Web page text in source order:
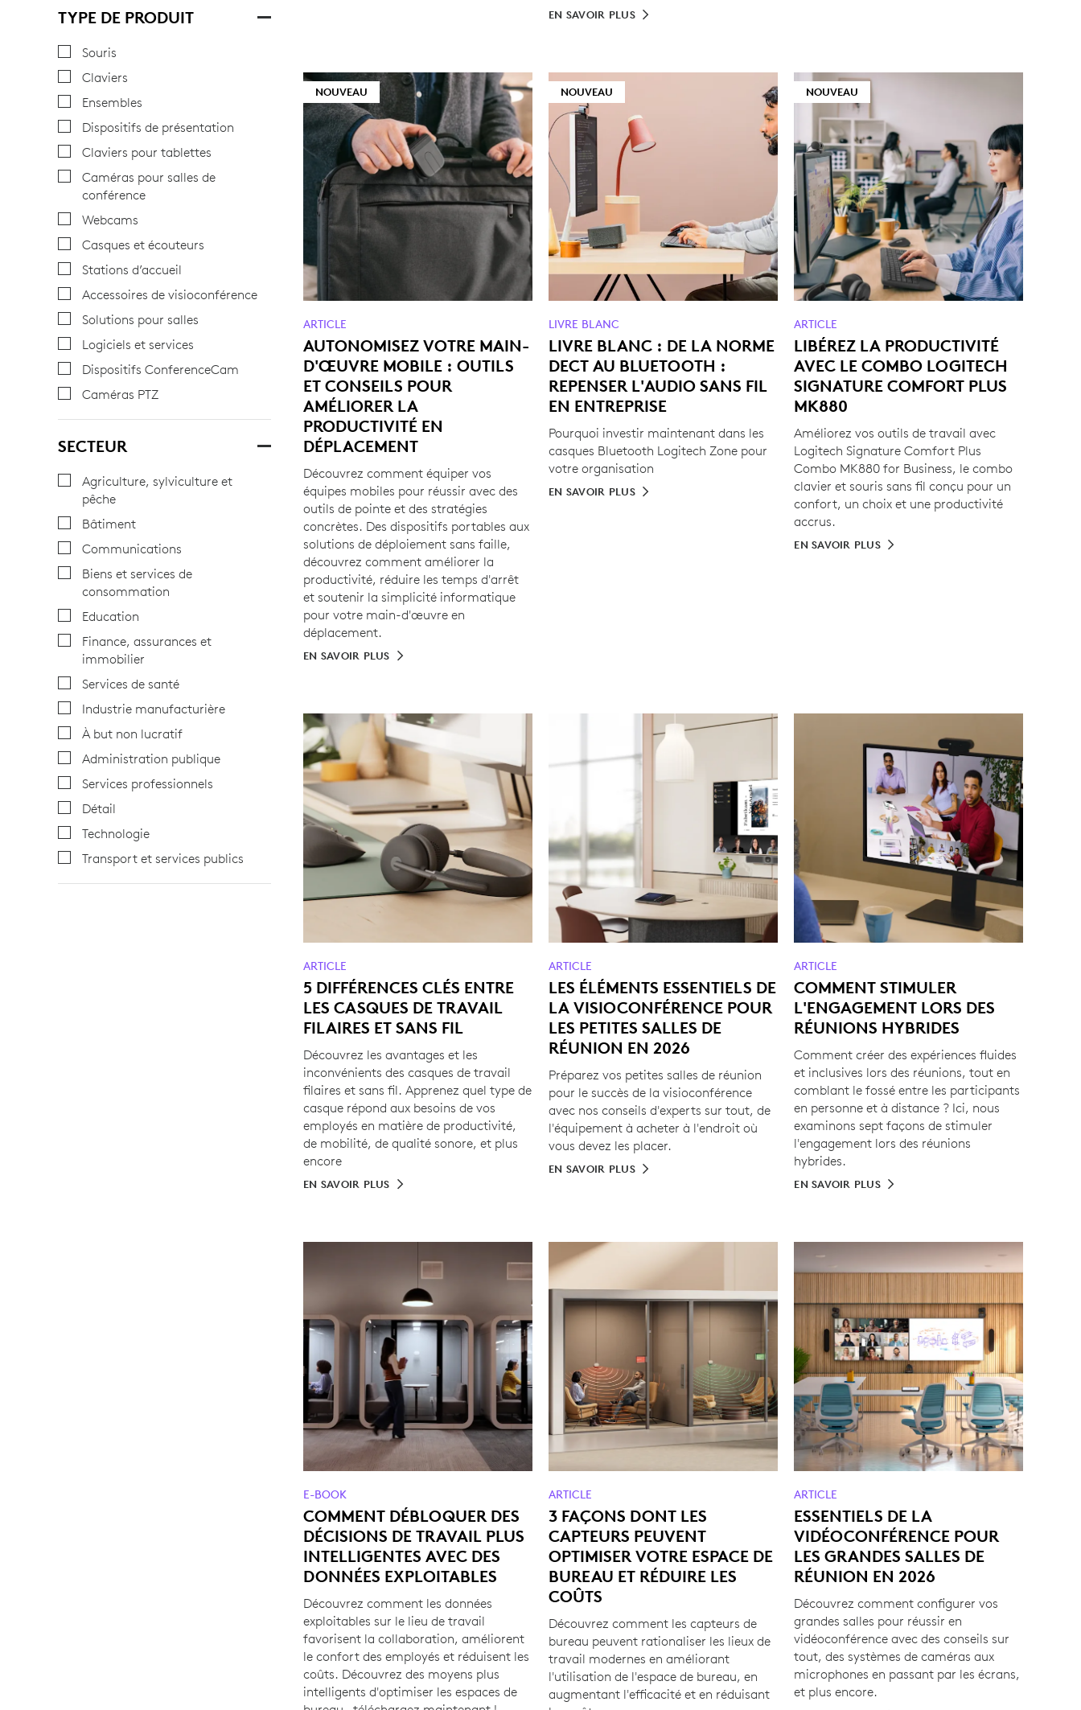
TYPE DE PRODUIT
Souris
Claviers
Ensembles
Dispositifs de présentation
Claviers pour tablettes
Caméras pour salles de
conférence
Webcams
Casques et écouteurs
Stations d’accueil
Accessoires de visioconférence
Solutions pour salles
Logiciels et services
Dispositifs ConferenceCam
Caméras PTZ
SECTEUR
Agriculture, sylviculture et
pêche
Bâtiment
Communications
Biens et services de
consommation
Education
Finance, assurances et
immobilier
Services de santé
Industrie manufacturière
À but non lucratif
Administration publique
Services professionnels
Détail
Technologie
Transport et services publics
EN SAVOIR PLUS
NOUVEAU
ARTICLE
AUTONOMISEZ VOTRE MAIN-
D'ŒUVRE MOBILE : OUTILS
ET CONSEILS POUR
AMÉLIORER LA
PRODUCTIVITÉ EN
DÉPLACEMENT
Découvrez comment équiper vos
équipes mobiles pour réussir avec des
outils de pointe et des stratégies
concrètes. Des dispositifs portables aux
solutions de déploiement sans faille,
découvrez comment améliorer la
productivité, réduire les temps d'arrêt
et soutenir la simplicité informatique
pour votre main-d'œuvre en
déplacement.
EN SAVOIR PLUS
NOUVEAU
LIVRE BLANC
LIVRE BLANC : DE LA NORME
DECT AU BLUETOOTH :
REPENSER L'AUDIO SANS FIL
EN ENTREPRISE
Pourquoi investir maintenant dans les
casques Bluetooth Logitech Zone pour
votre organisation
EN SAVOIR PLUS
NOUVEAU
ARTICLE
LIBÉREZ LA PRODUCTIVITÉ
AVEC LE COMBO LOGITECH
SIGNATURE COMFORT PLUS
MK880
Améliorez vos outils de travail avec
Logitech Signature Comfort Plus
Combo MK880 for Business, le combo
clavier et souris sans fil conçu pour un
confort, un choix et une productivité
accrus.
EN SAVOIR PLUS
ARTICLE
5 DIFFÉRENCES CLÉS ENTRE
LES CASQUES DE TRAVAIL
FILAIRES ET SANS FIL
Découvrez les avantages et les
inconvénients des casques de travail
filaires et sans fil. Apprenez quel type de
casque répond aux besoins de vos
employés en matière de productivité,
de mobilité, de qualité sonore, et plus
encore
EN SAVOIR PLUS
ARTICLE
LES ÉLÉMENTS ESSENTIELS DE
LA VISIOCONFÉRENCE POUR
LES PETITES SALLES DE
RÉUNION EN 2026
Préparez vos petites salles de réunion
pour le succès de la visioconférence
avec nos conseils d'experts sur tout, de
l'équipement à acheter à l'endroit où
vous devez les placer.
EN SAVOIR PLUS
ARTICLE
COMMENT STIMULER
L'ENGAGEMENT LORS DES
RÉUNIONS HYBRIDES
Comment créer des expériences fluides
et inclusives lors des réunions, tout en
comblant le fossé entre les participants
en personne et à distance ? Ici, nous
examinons sept façons de stimuler
l'engagement lors des réunions
hybrides.
EN SAVOIR PLUS
E-BOOK
COMMENT DÉBLOQUER DES
DÉCISIONS DE TRAVAIL PLUS
INTELLIGENTES AVEC DES
DONNÉES EXPLOITABLES
Découvrez comment les données
exploitables sur le lieu de travail
favorisent la collaboration, améliorent
le confort des employés et réduisent les
coûts. Découvrez des moyens plus
intelligents d'optimiser les espaces de
ARTICLE
3 FAÇONS DONT LES
CAPTEURS PEUVENT
OPTIMISER VOTRE ESPACE DE
BUREAU ET RÉDUIRE LES
COÛTS
Découvrez comment les capteurs de
bureau peuvent rationaliser les lieux de
travail modernes en améliorant
l'utilisation de l'espace de bureau, en
augmentant l'efficacité et en réduisant
ARTICLE
ESSENTIELS DE LA
VIDÉOCONFÉRENCE POUR
LES GRANDES SALLES DE
RÉUNION EN 2026
Découvrez comment configurer vos
grandes salles pour réussir en
vidéoconférence avec des conseils sur
tout, des systèmes de caméras aux
microphones en passant par les écrans,
et plus encore.